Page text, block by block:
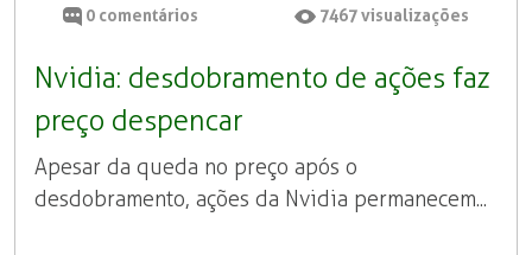
0 comentários 7467 visualizações
Nvidia: desdobramento de ações faz
preço despencar
Apesar da queda no preço após o
desdobramento, ações da Nvidia permanecem...